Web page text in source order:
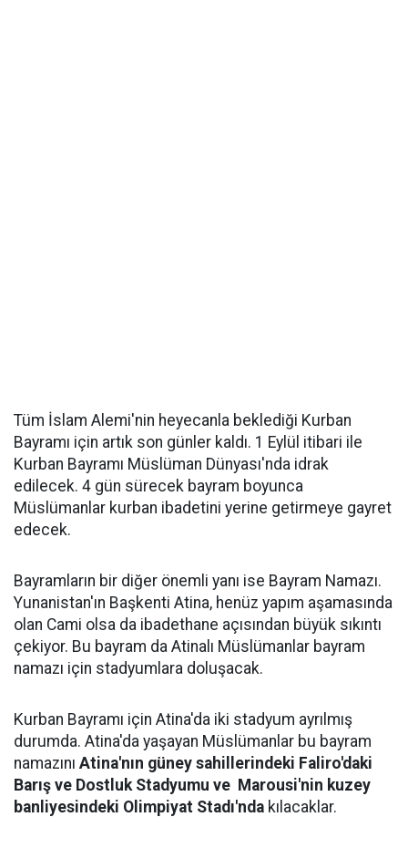
Tüm İslam Alemi'nin heyecanla beklediği Kurban
Bayramı için artık son günler kaldı. 1 Eylül itibari ile
Kurban Bayramı Müslüman Dünyası'nda idrak
edilecek. 4 gün sürecek bayram boyunca
Müslümanlar kurban ibadetini yerine getirmeye gayret
edecek.
Bayramların bir diğer önemli yanı ise Bayram Namazı.
Yunanistan'ın Başkenti Atina, henüz yapım aşamasında
olan Cami olsa da ibadethane açısından büyük sıkıntı
çekiyor. Bu bayram da Atinalı Müslümanlar bayram
namazı için stadyumlara doluşacak.
Kurban Bayramı için Atina'da iki stadyum ayrılmış
durumda. Atina'da yaşayan Müslümanlar bu bayram
namazını Atina'nın güney sahillerindeki Faliro'daki
Barış ve Dostluk Stadyumu ve Marousi'nin kuzey
banliyesindeki Olimpiyat Stadı'nda kılacaklar.